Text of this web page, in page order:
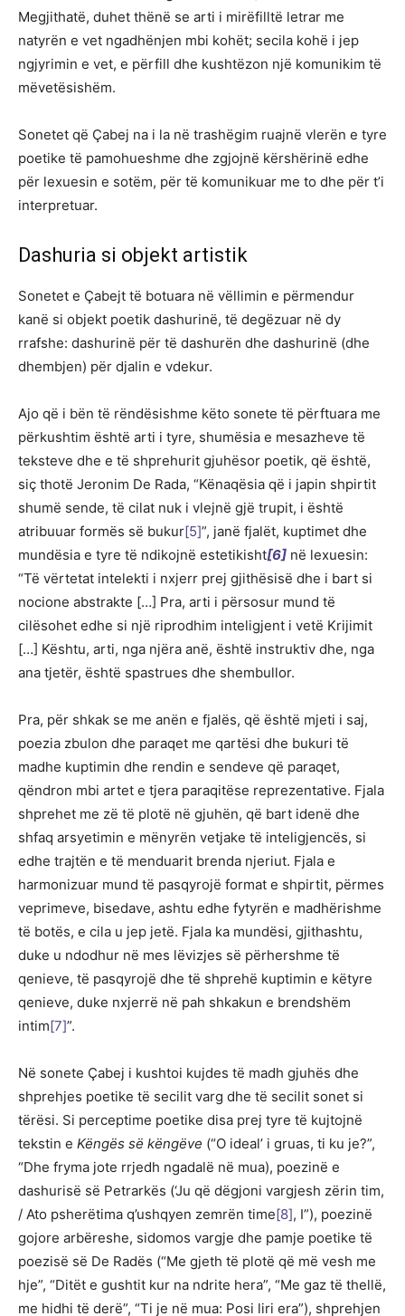
Megjithatë, duhet thënë se arti i mirëfilltë letrar me
natyrën e vet ngadhënjen mbi kohët; secila kohë i jep
ngjyrimin e vet, e përfill dhe kushtëzon një komunikim të
mëvetësishëm.
Sonetet që Çabej na i la në trashëgim ruajnë vlerën e tyre
poetike të pamohueshme dhe zgjojnë kërshërinë edhe
për lexuesin e sotëm, për të komunikuar me to dhe për t’i
interpretuar.
Dashuria si objekt artistik
Sonetet e Çabejt të botuara në vëllimin e përmendur
kanë si objekt poetik dashurinë, të degëzuar në dy
rrafshe: dashurinë për të dashurën dhe dashurinë (dhe
dhembjen) për djalin e vdekur.
Ajo që i bën të rëndësishme këto sonete të përftuara me
përkushtim është arti i tyre, shumësia e mesazheve të
teksteve dhe e të shprehurit gjuhësor poetik, që është,
siç thotë Jeronim De Rada, “Kënaqësia që i japin shpirtit
shumë sende, të cilat nuk i vlejnë gjë trupit, i është
atribuuar formës së bukur[5]”, janë fjalët, kuptimet dhe
mundësia e tyre të ndikojnë estetikisht[6] në lexuesin:
“Të vërtetat intelekti i nxjerr prej gjithësisë dhe i bart si
nocione abstrakte […] Pra, arti i përsosur mund të
cilësohet edhe si një riprodhim inteligjent i vetë Krijimit
[…] Kështu, arti, nga njëra anë, është instruktiv dhe, nga
ana tjetër, është spastrues dhe shembullor.
Pra, për shkak se me anën e fjalës, që është mjeti i saj,
poezia zbulon dhe paraqet me qartësi dhe bukuri të
madhe kuptimin dhe rendin e sendeve që paraqet,
qëndron mbi artet e tjera paraqitëse reprezentative. Fjala
shprehet me zë të plotë në gjuhën, që bart idenë dhe
shfaq arsyetimin e mënyrën vetjake të inteligjencës, si
edhe trajtën e të menduarit brenda njeriut. Fjala e
harmonizuar mund të pasqyrojë format e shpirtit, përmes
veprimeve, bisedave, ashtu edhe fytyrën e madhërishme
të botës, e cila u jep jetë. Fjala ka mundësi, gjithashtu,
duke u ndodhur në mes lëvizjes së përhershme të
qenieve, të pasqyrojë dhe të shprehë kuptimin e këtyre
qenieve, duke nxjerrë në pah shkakun e brendshëm
intim[7]”.
Në sonete Çabej i kushtoi kujdes të madh gjuhës dhe
shprehjes poetike të secilit varg dhe të secilit sonet si
tërësi. Si perceptime poetike disa prej tyre të kujtojnë
tekstin e Këngës së këngëve (“O ideal’ i gruas, ti ku je?”,
“Dhe fryma jote rrjedh ngadalë në mua), poezinë e
dashurisë së Petrarkës (‘Ju që dëgjoni vargjesh zërin tim,
/ Ato psherëtima q’ushqyen zemrën time[8], I”), poezinë
gojore arbëreshe, sidomos vargje dhe pamje poetike të
poezisë së De Radës (“Me gjeth të plotë që më vesh me
hje”, “Ditët e gushtit kur na ndrite hera”, “Me gaz të thellë,
me hidhi të derë”, “Ti je në mua: Posi liri era”), shprehjen